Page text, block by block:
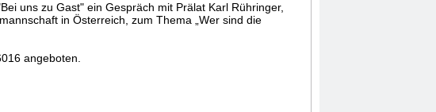
uns zu Gast" ein Gespräch mit Prälat Karl Rühringer,
in Österreich, zum Thema „Wer sind die
angeboten.